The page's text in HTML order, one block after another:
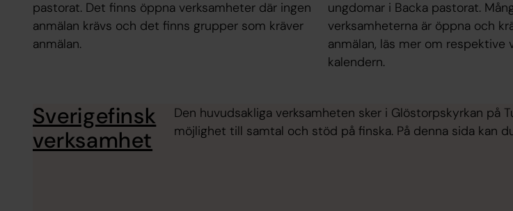
pastorat. Det finns öppna verksamheter där ingen
anmälan krävs och det finns grupper som kräver
anmälan.
ungdomar i Backa pastorat.
verksamheterna är öppna och
anmälan, läs mer om respektive
kalendern.
Sverigefinsk
verksamhet
Den huvudsakliga verksamheten sker i Glöstorpskyrkan
möjlighet till samtal och stöd på finska. På denna sida kan